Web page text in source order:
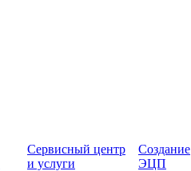
Сервисный центр
и услуги
Создание
ЭЦП